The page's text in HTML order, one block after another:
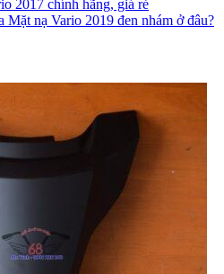
2017 chính hãng, giá rẻ
Mặt nạ Vario 2019 đen nhám ở đâu?